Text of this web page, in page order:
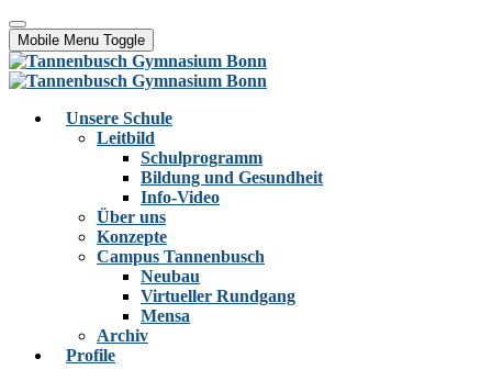
Mobile Menu Toggle
Unsere Schule
Leitbild
Schulprogramm
Bildung und Gesundheit
Info-Video
Über uns
Konzepte
Campus Tannenbusch
Neubau
Virtueller Rundgang
Mensa
Archiv
Profile